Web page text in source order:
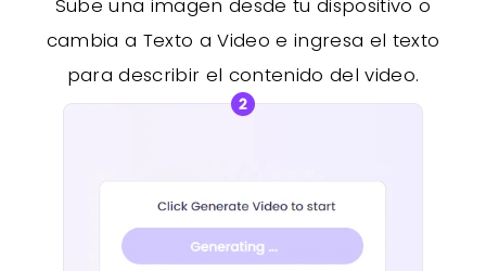
Sube una imagen desde tu dispositivo o
cambia a Texto a Video e ingresa el texto
para describir el contenido del video.